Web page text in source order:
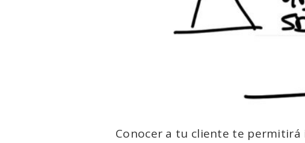
Conocer a tu cliente te